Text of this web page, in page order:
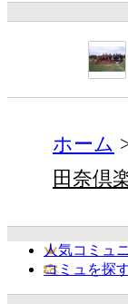
ホーム
田奈倶
人気コミュ
コミュを探